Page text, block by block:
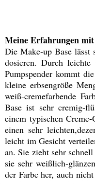
Meine Erfahrungen
Die Make-up Base lässt
dosieren. Durch
Pumpspender kommt
kleine erbsengröße
weiß-cremefarbende
Base ist sehr cremig-
einem typischen
einen sehr
leicht im Gesicht
an. Sie zieht sehr
sie sehr weißlich-
der Farbe her, auch